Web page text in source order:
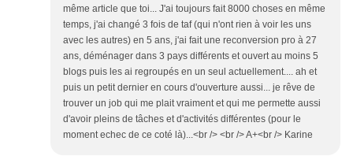
même article que toi... J'ai toujours fait 8000 choses en même
temps, j'ai changé 3 fois de taf (qui n'ont rien à voir les uns
avec les autres) en 5 ans, j'ai fait une reconversion pro à 27
ans, déménager dans 3 pays différents et ouvert au moins 5
blogs puis les ai regroupés en un seul actuellement.... ah et
puis un petit dernier en cours d'ouverture aussi... je rêve de
trouver un job qui me plait vraiment et qui me permette aussi
d'avoir pleins de tâches et d'activités différentes (pour le
moment echec de ce coté là)...<br /> <br /> A+<br /> Karine